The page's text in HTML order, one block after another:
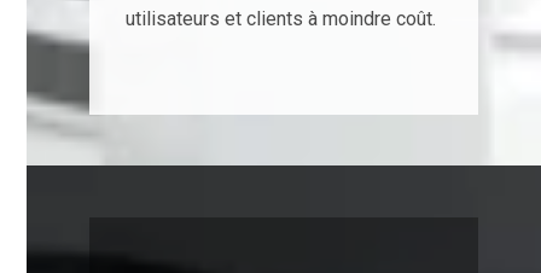
utilisateurs et clients à moindre coût.